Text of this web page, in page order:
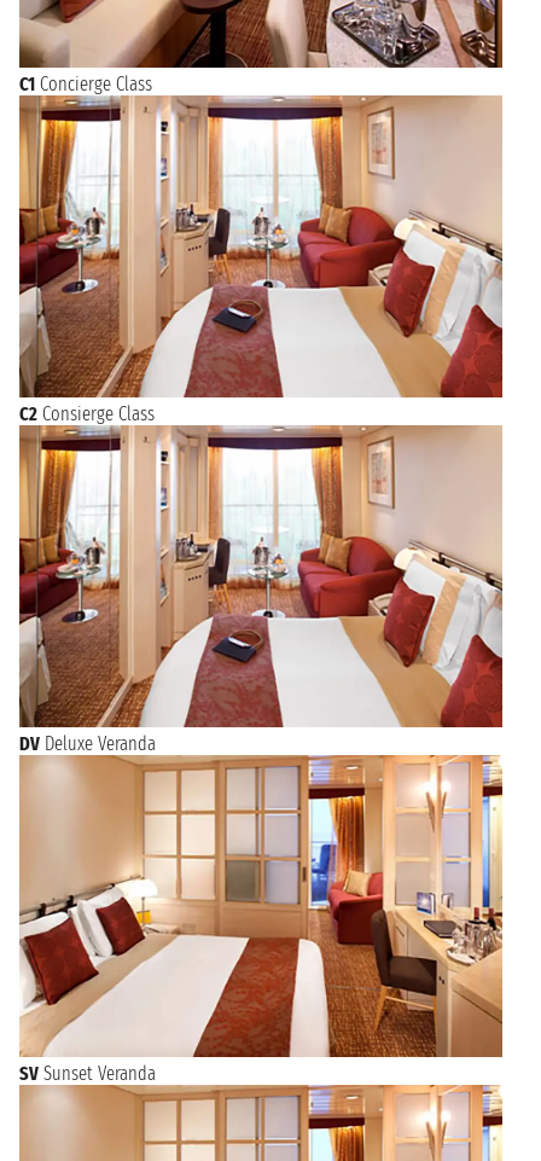
C1 Concierge Class
C2 Consierge Class
DV Deluxe Veranda
SV Sunset Veranda